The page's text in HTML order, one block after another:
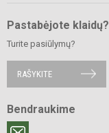
Pastabėjote klaidų?
Turite pasiūlymų?
RAŠYKITE
Bendraukime